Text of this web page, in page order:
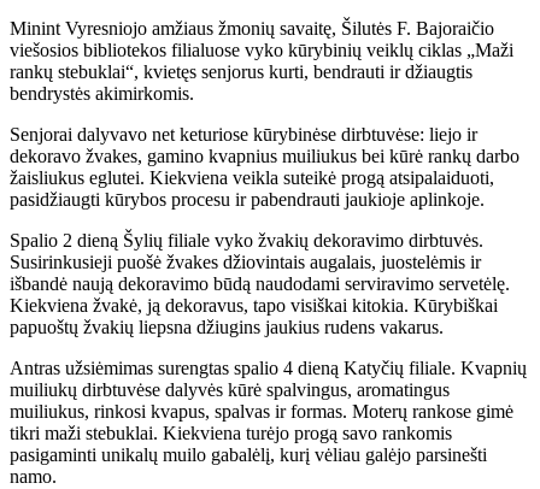
Minint Vyresniojo amžiaus žmonių savaitę, Šilutės F. Bajoraičio
viešosios bibliotekos filialuose vyko kūrybinių veiklų ciklas „Maži
rankų stebuklai“, kvietęs senjorus kurti, bendrauti ir džiaugtis
bendrystės akimirkomis.
Senjorai dalyvavo net keturiose kūrybinėse dirbtuvėse: liejo ir
dekoravo žvakes, gamino kvapnius muiliukus bei kūrė rankų darbo
žaisliukus eglutei. Kiekviena veikla suteikė progą atsipalaiduoti,
pasidžiaugti kūrybos procesu ir pabendrauti jaukioje aplinkoje.
Spalio 2 dieną Šylių filiale vyko žvakių dekoravimo dirbtuvės.
Susirinkusieji puošė žvakes džiovintais augalais, juostelėmis ir
išbandė naują dekoravimo būdą naudodami serviravimo servetėlę.
Kiekviena žvakė, ją dekoravus, tapo visiškai kitokia. Kūrybiškai
papuoštų žvakių liepsna džiugins jaukius rudens vakarus.
Antras užsiėmimas surengtas spalio 4 dieną Katyčių filiale. Kvapnių
muiliukų dirbtuvėse dalyvės kūrė spalvingus, aromatingus
muiliukus, rinkosi kvapus, spalvas ir formas. Moterų rankose gimė
tikri maži stebuklai. Kiekviena turėjo progą savo rankomis
pasigaminti unikalų muilo gabalėlį, kurį vėliau galėjo parsinešti
namo.